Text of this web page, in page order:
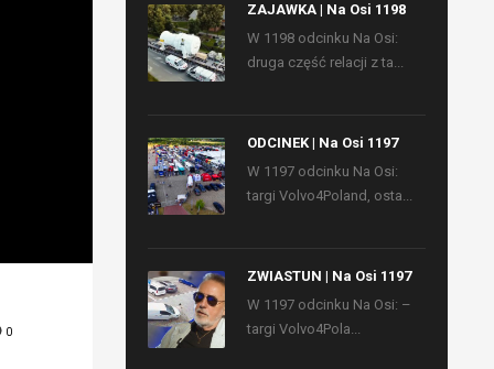
0
ZAJAWKA | Na Osi 1198
W 1198 odcinku Na Osi:
druga część relacji z ta...
ODCINEK | Na Osi 1197
W 1197 odcinku Na Osi:
targi Volvo4Poland, osta...
ZWIASTUN | Na Osi 1197
W 1197 odcinku Na Osi: –
targi Volvo4Pola...